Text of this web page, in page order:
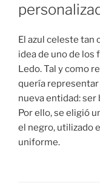
El azul celeste tan
idea de uno de los
Ledo. Tal y como
quería representar
nueva entidad: ser
Por ello, se eligió
el negro, utilizado
uniforme.